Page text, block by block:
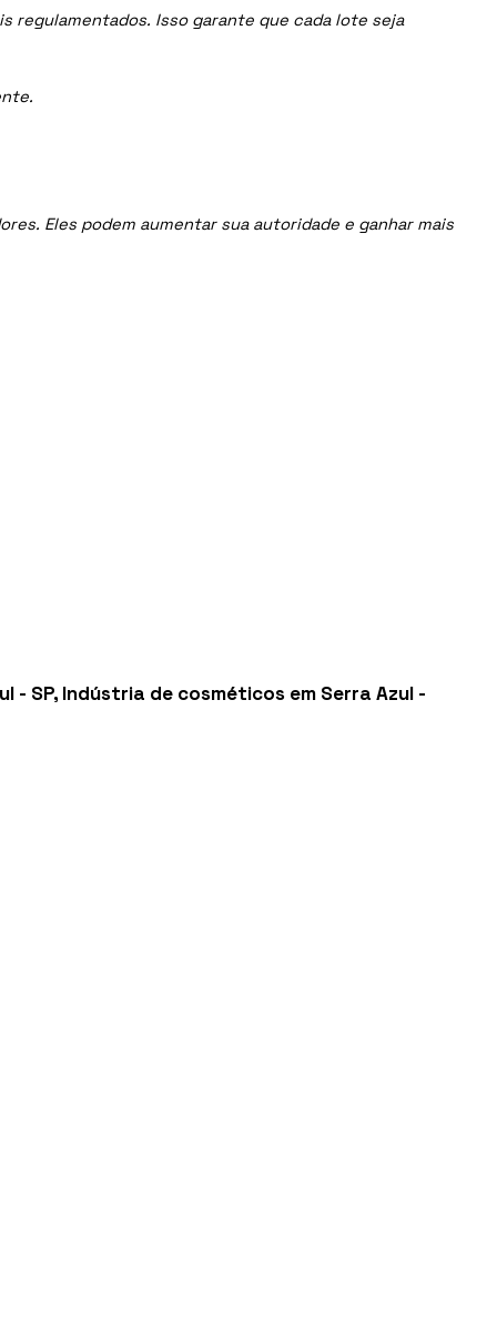
Isso garante que cada lote seja
Eles podem aumentar sua autoridade e ganhar mais
- SP, Indústria de cosméticos em Serra Azul -